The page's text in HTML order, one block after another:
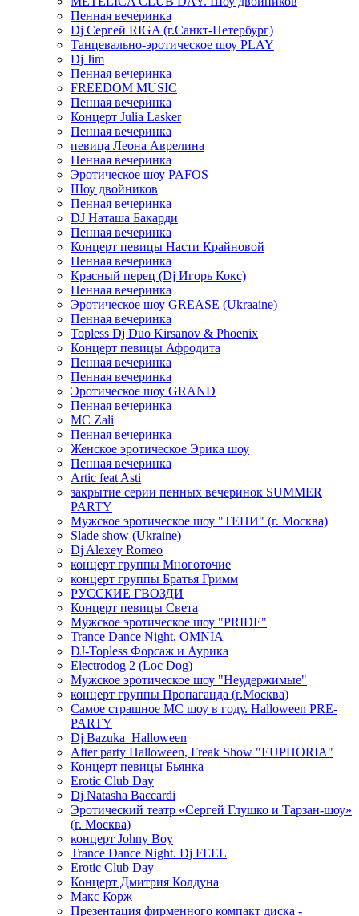
Пенная вечеринка
Dj Сергей RIGA (г.Санкт-Петербург)
Танцевально-эротическое шоу PLAY
Dj Jim
Пенная вечеринка
FREEDOM MUSIC
Пенная вечеринка
Концерт Julia Lasker
Пенная вечеринка
певица Леона Аврелина
Пенная вечеринка
Эротическое шоу PAFOS
Шоу двойников
Пенная вечеринка
DJ Наташа Бакарди
Пенная вечеринка
Концерт певицы Насти Крайновой
Пенная вечеринка
Красный перец (Dj Игорь Кокс)
Пенная вечеринка
Эротическое шоу GREASE (Ukraaine)
Пенная вечеринка
Topless Dj Duo Kirsanov & Phoenix
Концерт певицы Афродита
Пенная вечеринка
Пенная вечеринка
Эротическое шоу GRAND
Пенная вечеринка
MC Zali
Пенная вечеринка
Женское эротическое Эрика шоу
Пенная вечеринка
Artic feat Asti
закрытие серии пенных вечеринок SUMMER
PARTY
Мужское эротическое шоу "ТЕНИ" (г. Москва)
Slade show (Ukraine)
Dj Alexey Romeo
концерт группы Многоточие
концерт группы Братья Гримм
РУССКИЕ ГВОЗДИ
Концерт певицы Света
Мужское эротическое шоу "PRIDE"
Trance Dance Night, OMNIA
DJ-Topless Форсаж и Аурика
Electrodog 2 (Loc Dog)
Мужское эротическое шоу "Неудержимые"
концерт группы Пропаганда (г.Москва)
Самое страшное МС шоу в году. Halloween PRE-
PARTY
Dj Bazuka_Halloween
After party Halloween, Freak Show "EUPHORIA"
Концерт певицы Бьянка
Erotic Club Day
Dj Natasha Baccardi
Эротический театр «Сергей Глушко и Тарзан-шоу»
(г. Москва)
концерт Johny Boy
Trance Dance Night. Dj FEEL
Erotic Club Day
Концерт Дмитрия Колдуна
Макс Корж
Презентация фирменного компакт диска -